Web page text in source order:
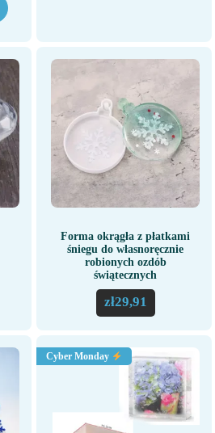
Forma okrągła z płatkami
śniegu do własnoręcznie
robionych ozdób
świątecznych
zł29,91
Cyber Monday